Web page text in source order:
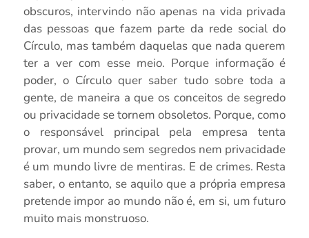
obscuros, intervindo não apenas na vida privada
das pessoas que fazem parte da rede social do
Círculo, mas também daquelas que nada querem
ter a ver com esse meio. Porque informação é
poder, o Círculo quer saber tudo sobre toda a
gente, de maneira a que os conceitos de segredo
ou privacidade se tornem obsoletos. Porque, como
o responsável principal pela empresa tenta
provar, um mundo sem segredos nem privacidade
é um mundo livre de mentiras. E de crimes. Resta
saber, o entanto, se aquilo que a própria empresa
pretende impor ao mundo não é, em si, um futuro
muito mais monstruoso.